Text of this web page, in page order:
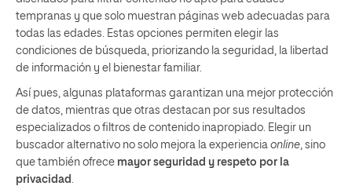
tempranas y que solo muestran páginas web adecuadas para
todas las edades. Estas opciones permiten elegir las
condiciones de búsqueda, priorizando la seguridad, la libertad
de información y el bienestar familiar.
Así pues, algunas plataformas garantizan una mejor protección
de datos, mientras que otras destacan por sus resultados
especializados o filtros de contenido inapropiado. Elegir un
buscador alternativo no solo mejora la experiencia online, sino
que también ofrece mayor seguridad y respeto por la
privacidad .